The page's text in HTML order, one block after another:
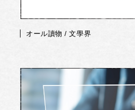
オール讀物 / 文學界